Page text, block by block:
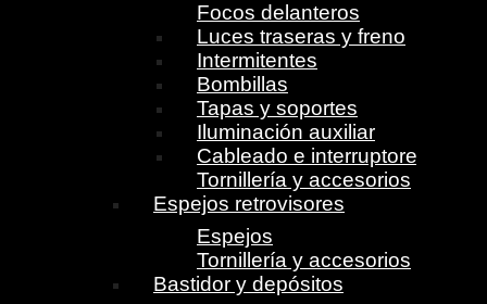
Focos delanteros
Luces traseras y freno
Intermitentes
Bombillas
Tapas y soportes
Iluminación auxiliar
Cableado e interruptores
Tornillería y accesorios
Espejos retrovisores
Espejos
Tornillería y accesorios
Bastidor y depósitos